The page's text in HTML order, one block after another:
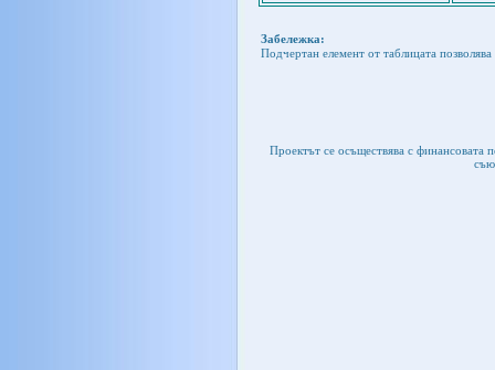
Забележка:
Подчертан елемент от таблицата
Проектът се осъществява с финансовата